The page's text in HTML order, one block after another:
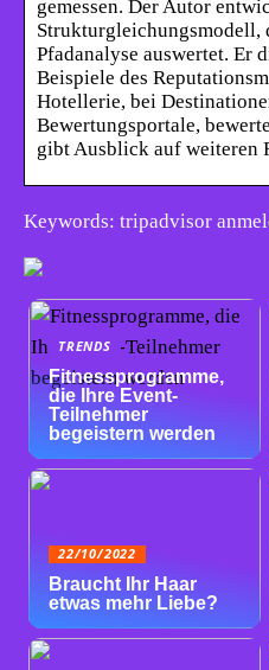
gemessen. Der Autor
Strukturgleichungsmodell,
Pfadanalyse auswertet. Er
Beispiele des
Hotellerie, bei
Bewertungsportale,
gibt Ausblick auf weiteren
Keywords: tripadvisor
TRENDS
Fitnessprogramme,
die Ihre Event-
Teilnehmer
begeistern werden
22/10/2022
Braucht Ihr Haar
etwas mehr Liebe?